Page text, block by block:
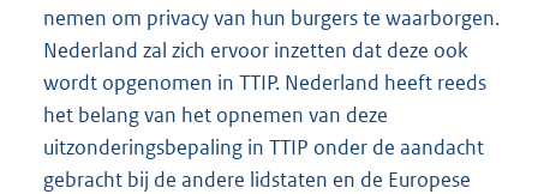
nemen om privacy van hun burgers te waarborgen.
Nederland zal zich ervoor inzetten dat deze ook
wordt opgenomen in TTIP. Nederland heeft reeds
het belang van het opnemen van deze
uitzonderingsbepaling in TTIP onder de aandacht
gebracht bij de andere lidstaten en de Europese